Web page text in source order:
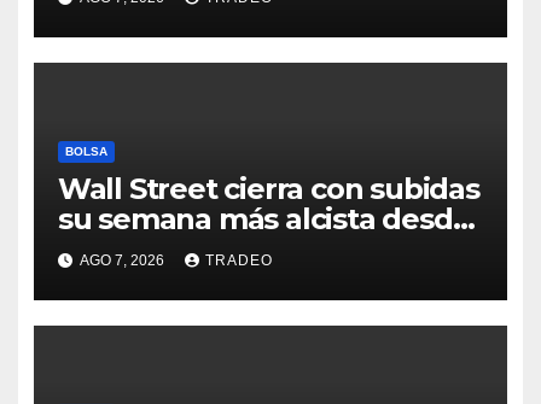
hipotecario
BOLSA
Wall Street cierra con subidas
su semana más alcista desde
abril
AGO 7, 2026 TRADEO